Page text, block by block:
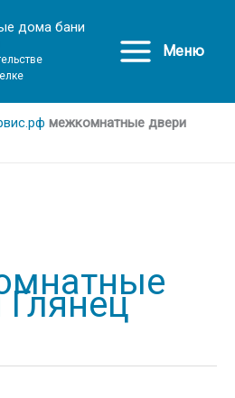
дома бани
Меню
межкомнатные двери